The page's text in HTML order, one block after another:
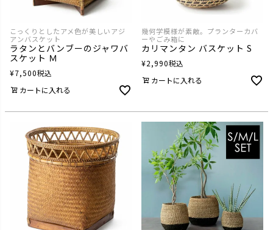
こっくりとしたアメ色が美しいアジ
アンバスケット
ラタンとバンブーのジャワバ
スケット Ｍ
¥7,500税込
カートに入れる
幾何学模様が素敵。プランターカバ
ーやごみ箱に
カリマンタン バスケット S
¥2,990税込
カートに入れる